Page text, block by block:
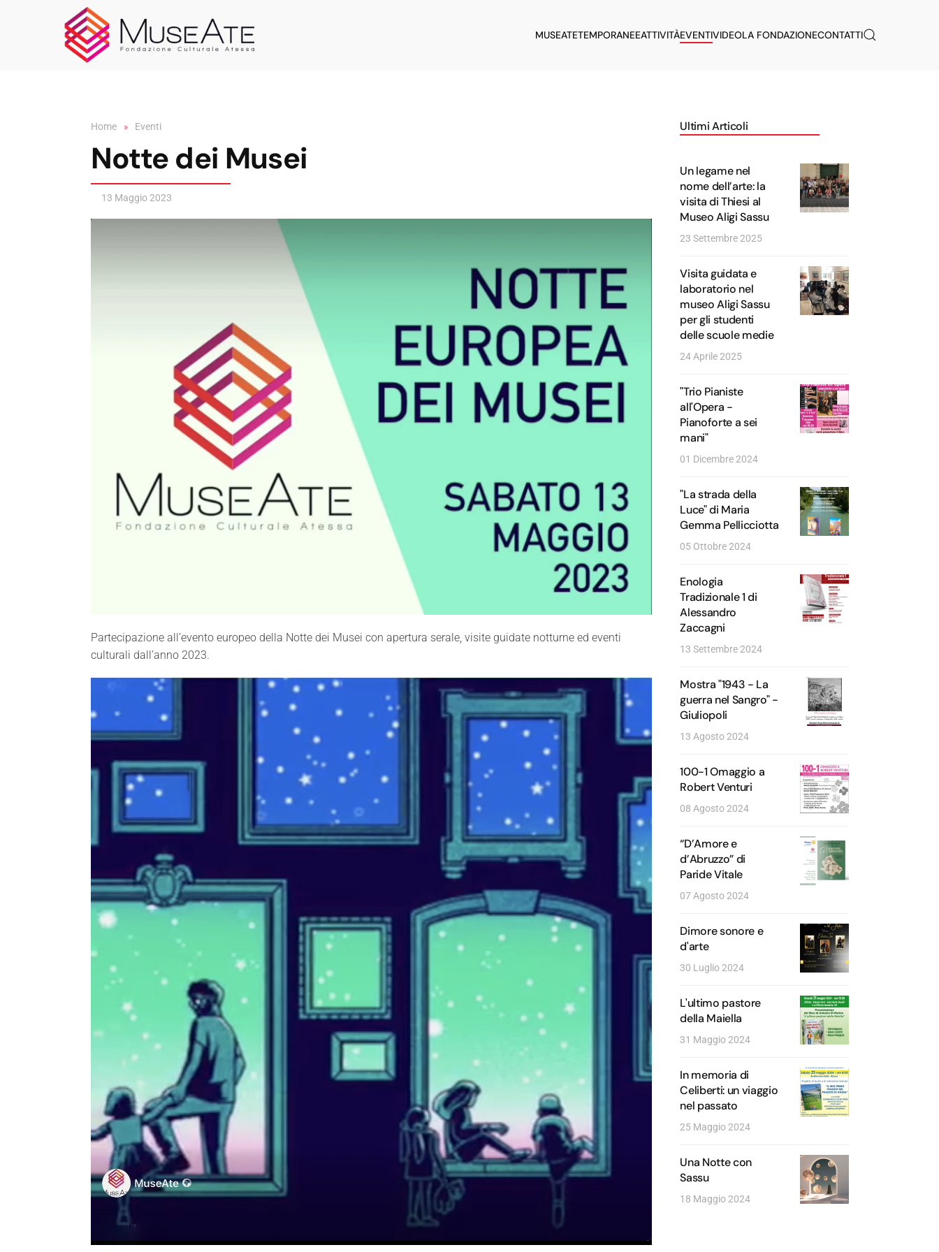
Skip to main content MUSEATETEMPORANEEATTIVITÀEVENTIVIDEOLA FONDAZIONECONTATTI
Home Eventi
Notte dei Musei
13 Maggio 2023
Partecipazione all’evento europeo della Notte dei Musei con apertura serale, visite guidate notturne ed eventi
culturali dall’anno 2023.
Ultimi Articoli
Un legame nel
nome dell’arte: la
visita di Thiesi al
Museo Aligi Sassu
23 Settembre 2025
Visita guidata e
laboratorio nel
museo Aligi Sassu
per gli studenti
delle scuole medie
24 Aprile 2025
"Trio Pianiste
all'Opera -
Pianoforte a sei
mani"
01 Dicembre 2024
"La strada della
Luce" di Maria
Gemma Pellicciotta
05 Ottobre 2024
Enologia
Tradizionale 1 di
Alessandro
Zaccagni
13 Settembre 2024
Mostra "1943 - La
guerra nel Sangro" -
Giuliopoli
13 Agosto 2024
100-1 Omaggio a
Robert Venturi
08 Agosto 2024
“D’Amore e
d’Abruzzo” di
Paride Vitale
07 Agosto 2024
Dimore sonore e
d'arte
30 Luglio 2024
L'ultimo pastore
della Maiella
31 Maggio 2024
In memoria di
Celiberti: un viaggio
nel passato
25 Maggio 2024
Una Notte con
Sassu
18 Maggio 2024